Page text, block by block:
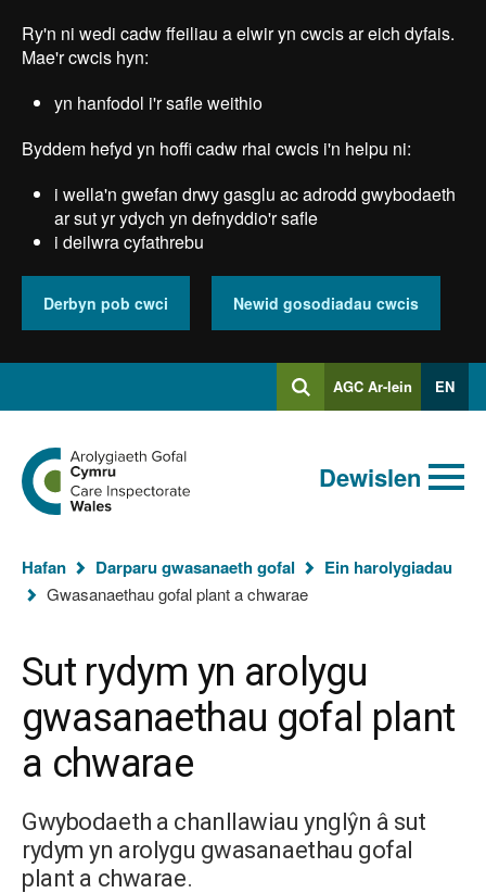
main
Ry'n ni wedi cadw ffeiliau a elwir yn cwcis ar eich dyfais.
Mae'r cwcis hyn:
yn hanfodol i'r safle weithio
Byddem hefyd yn hoffi cadw rhai cwcis i'n helpu ni:
i wella'n gwefan drwy gasglu ac adrodd gwybodaeth
ar sut yr ydych yn defnyddio'r safle
i deilwra cyfathrebu
Derbyn pob cwci Newid gosodiadau cwcis
ChwilioMewngofnodi
i
AGC Ar-lein EN
Chwiliad
allweddeiriau
cyflawn
Chwilio
Ewch
i
hafan
Arolygiaeth
Cymru
Dewislen
Rydych
chi
Hafan Darparu gwasanaeth gofal Ein harolygiadau
Gwasanaethau gofal plant a chwarae
Sut rydym yn arolygu
gwasanaethau gofal plant
a chwarae
Gwybodaeth a chanllawiau ynglŷn â sut
rydym yn arolygu gwasanaethau gofal
plant a chwarae.